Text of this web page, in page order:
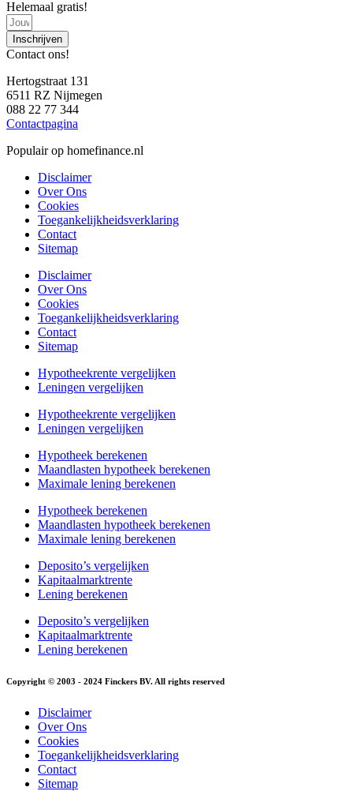
Helemaal gratis!
Inschrijven
Contact ons!
Hertogstraat 131
6511 RZ Nijmegen
088 22 77 344
Contactpagina
Populair op homefinance.nl
Disclaimer
Over Ons
Cookies
Toegankelijkheidsverklaring
Contact
Sitemap
Disclaimer
Over Ons
Cookies
Toegankelijkheidsverklaring
Contact
Sitemap
Hypotheekrente vergelijken
Leningen vergelijken
Hypotheekrente vergelijken
Leningen vergelijken
Hypotheek berekenen
Maandlasten hypotheek berekenen
Maximale lening berekenen
Hypotheek berekenen
Maandlasten hypotheek berekenen
Maximale lening berekenen
Deposito’s vergelijken
Kapitaalmarktrente
Lening berekenen
Deposito’s vergelijken
Kapitaalmarktrente
Lening berekenen
Copyright © 2003 - 2024 Finckers BV. All rights reserved
Disclaimer
Over Ons
Cookies
Toegankelijkheidsverklaring
Contact
Sitemap